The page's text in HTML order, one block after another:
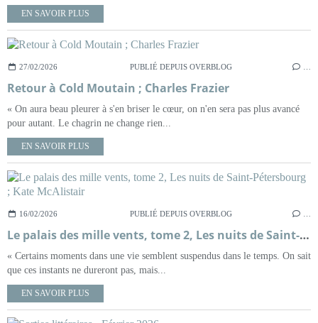
EN SAVOIR PLUS
27/02/2026 PUBLIÉ DEPUIS OVERBLOG
Retour à Cold Moutain ; Charles Frazier
« On aura beau pleurer à s'en briser le cœur, on n'en sera pas plus avancé
pour autant. Le chagrin ne change rien...
EN SAVOIR PLUS
16/02/2026 PUBLIÉ DEPUIS OVERBLOG
Le palais des mille vents, tome 2, Les nuits de Saint-Pétersbourg ; Kate McAlistair
« Certains moments dans une vie semblent suspendus dans le temps. On sait
que ces instants ne dureront pas, mais...
EN SAVOIR PLUS